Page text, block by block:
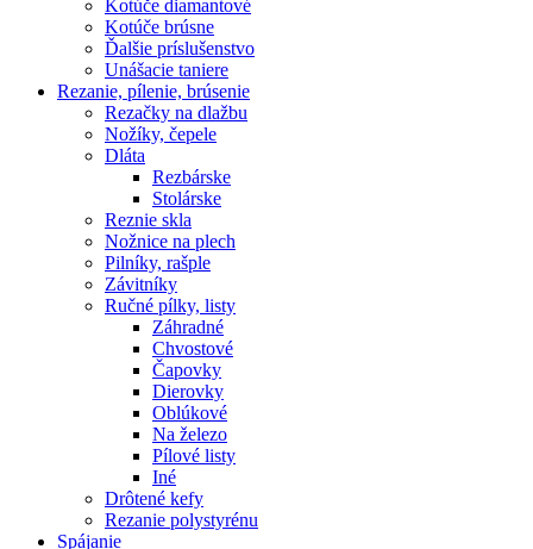
Kotúče diamantové
Kotúče brúsne
Ďalšie príslušenstvo
Unášacie taniere
Rezanie, pílenie, brúsenie
Rezačky na dlažbu
Nožíky, čepele
Dláta
Rezbárske
Stolárske
Reznie skla
Nožnice na plech
Pilníky, rašple
Závitníky
Ručné pílky, listy
Záhradné
Chvostové
Čapovky
Dierovky
Oblúkové
Na železo
Pílové listy
Iné
Drôtené kefy
Rezanie polystyrénu
Spájanie